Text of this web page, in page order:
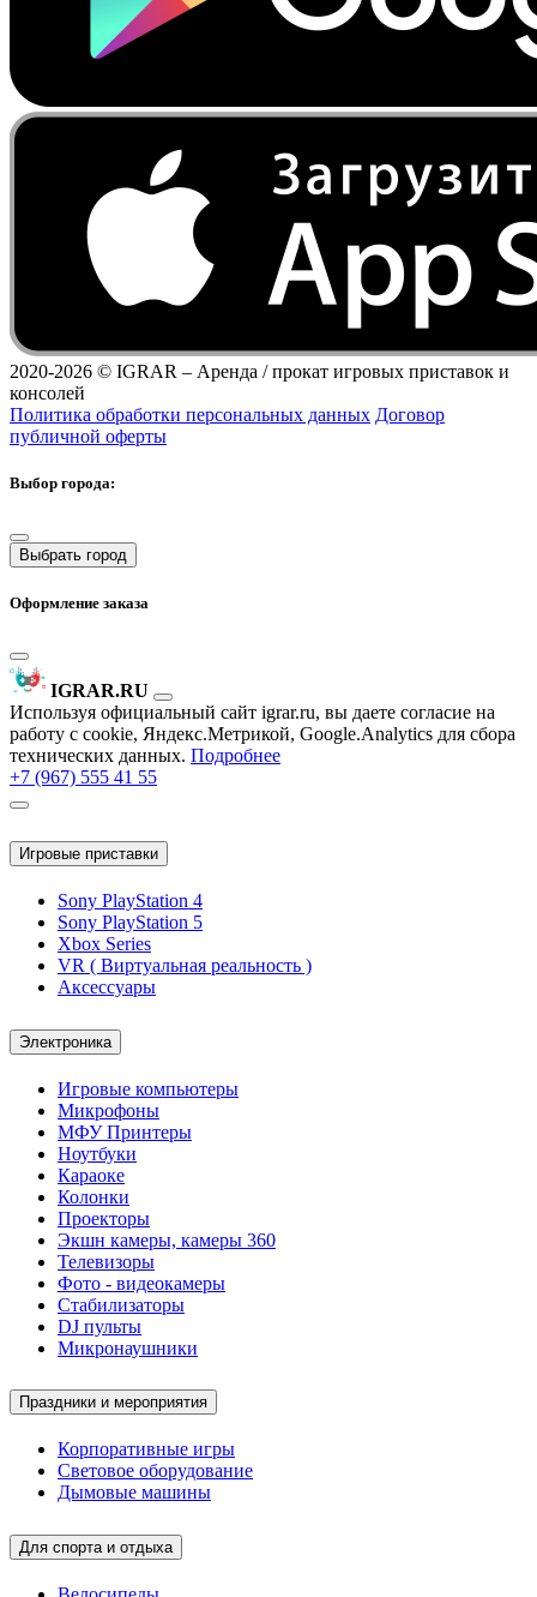
2020-2026 © IGRAR – Аренда / прокат игровых приставок и
консолей
Политика обработки персональных данных Договор
публичной оферты
Выбор города:
Выбрать город
Оформление заказа
IGRAR.RU
Используя официальный сайт igrar.ru, вы даете согласие на
работу с cookie, Яндекс.Метрикой, Google.Analytics для сбора
технических данных. Подробнее
+7 (967) 555 41 55
Игровые приставки
Sony PlayStation 4
Sony PlayStation 5
Xbox Series
VR ( Виртуальная реальность )
Аксессуары
Электроника
Игровые компьютеры
Микрофоны
МФУ Принтеры
Ноутбуки
Караоке
Колонки
Проекторы
Экшн камеры, камеры 360
Телевизоры
Фото - видеокамеры
Стабилизаторы
DJ пульты
Микронаушники
Праздники и мероприятия
Корпоративные игры
Световое оборудование
Дымовые машины
Для спорта и отдыха